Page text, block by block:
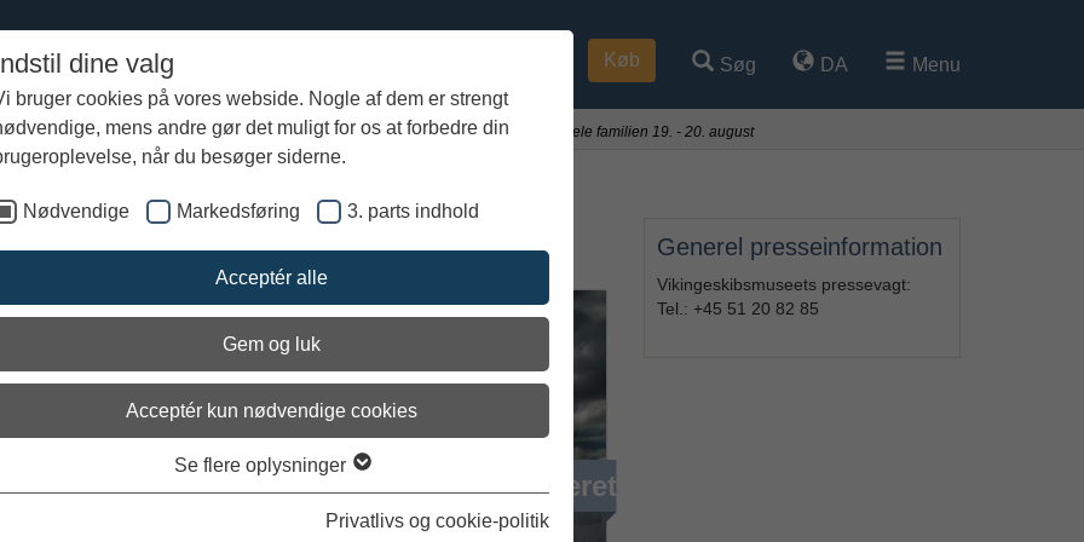
dine valg
bruger cookies på vores webside. Nogle af dem er strengt
mens andre gør det muligt for os at forbedre din
når du besøger siderne.
Nødvendige Markedsføring 3. parts indhold
Acceptér alle
Gem og luk
Acceptér kun nødvendige cookies
Se flere oplysninger
Privatlivs og cookie-politik
Køb Søg DA Menu
Pressemeddelelse: Vikingeskibsmuseet afholder Maritim festival med oplevelser for hele familien 19. - 20. august
Arkiveret
håndværkere Generel presseinformation
Vikingeskibsmuseets pressevagt:
Tel.: +45 51 20 82 85